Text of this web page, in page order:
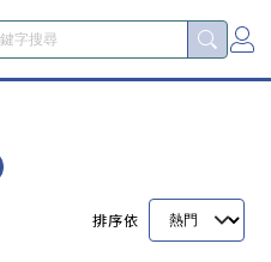
排序依